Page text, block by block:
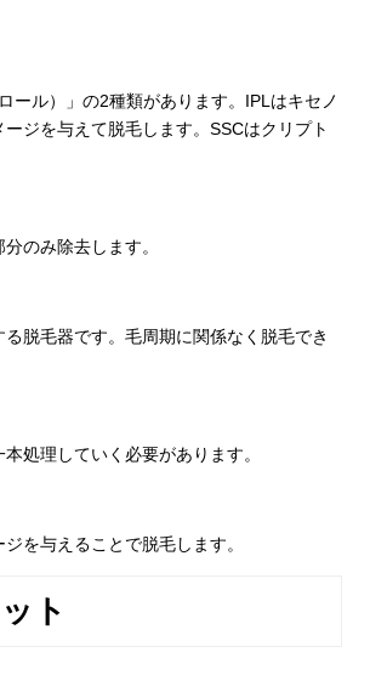
ール）」の2種類があります。 IPLはキセノ
ジを与えて脱毛します。 SSCはクリプト
のみ除去します。
脱毛器です。毛周期に関係なく脱毛でき
処理していく必要があります。
を与えることで脱毛します。
ト